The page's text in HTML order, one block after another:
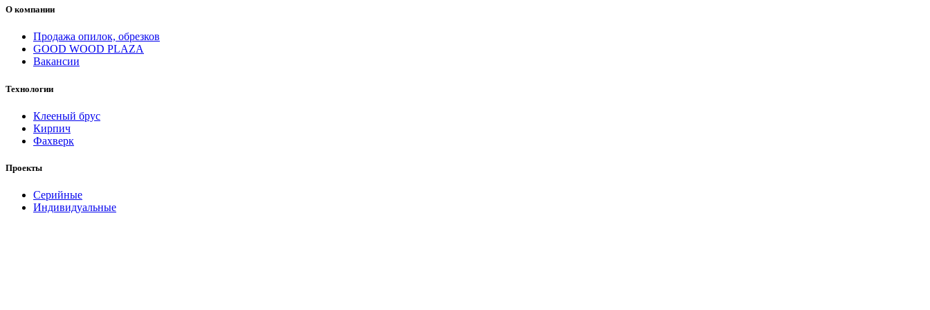
О компании
Продажа опилок, обрезков
GOOD WOOD PLAZA
Вакансии
Технологии
Клееный брус
Кирпич
Фахверк
Проекты
Серийные
Индивидуальные